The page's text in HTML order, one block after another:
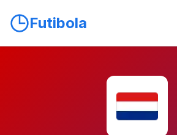
Futibola